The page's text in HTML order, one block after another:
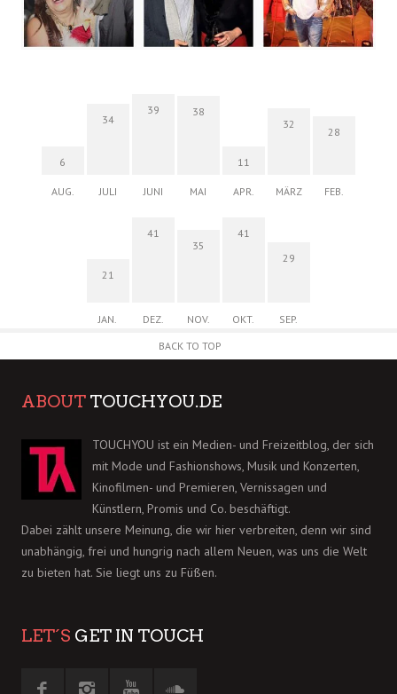
6
AUG.
34
JULI
39
JUNI
38
MAI
11
APR.
32
MÄRZ
28
FEB.
21
JAN.
41
DEZ.
35
NOV.
41
OKT.
29
SEP.
BACK TO TOP
ABOUT TOUCHYOU.DE
TOUCHYOU ist ein Medien- und Freizeitblog, der sich
mit Mode und Fashionshows, Musik und Konzerten,
Kinofilmen- und Premieren, Vernissagen und
Künstlern, Promis und Co. beschäftigt.
Dabei zählt unsere Meinung, die wir hier verbreiten, denn wir sind
unabhängig, frei und hungrig nach allem Neuen, was uns die Welt
zu bieten hat. Sie liegt uns zu Füßen.
LET´S GET IN TOUCH